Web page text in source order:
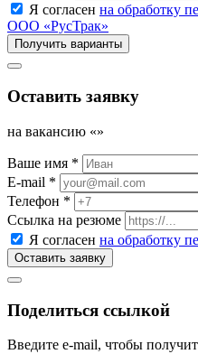
Я согласен на обработку
ООО «РусТрак»
Оставить заявку
на вакансию «»
Ваше имя *
E-mail *
Телефон *
Ссылка на резюме
Я согласен на обработку
Поделиться ссылкой
Введите e-mail, чтобы